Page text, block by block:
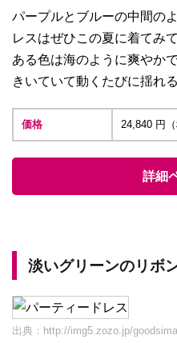
パープルとブルーの中間の
レスはぜひこの夏に着てみ
ある色は海のように爽やか
きいていて動くたびに揺れ
価格 24,840 円（
詳細
淡いグリーンのリボ
出典： http://img5.zozo.jp/